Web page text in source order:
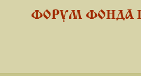
ФОРУМ ФОНДА